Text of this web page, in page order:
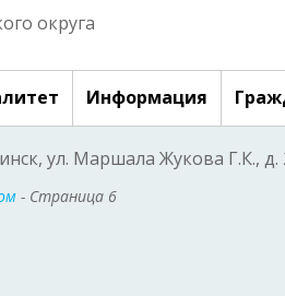
округа
Информация
ул. Маршала Жукова Г.К.,
- Страница 6